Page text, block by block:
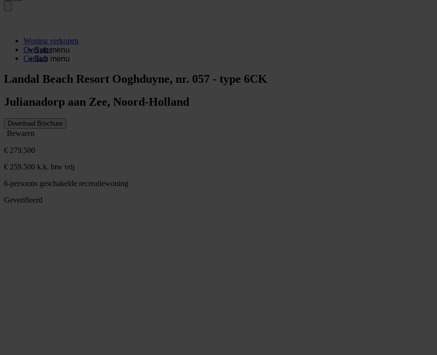
Woning verkopen
Sub menu
Over ons
Sub menu
Contact
Landal Beach Resort Ooghduyne, nr. 057 - type 6CK
Julianadorp aan Zee, Noord-Holland
Download Brochure
Bewaren
€ 279.500
€ 259.500 k.k. btw vrij
6-persoons geschakelde recreatiewoning
Geverifieerd